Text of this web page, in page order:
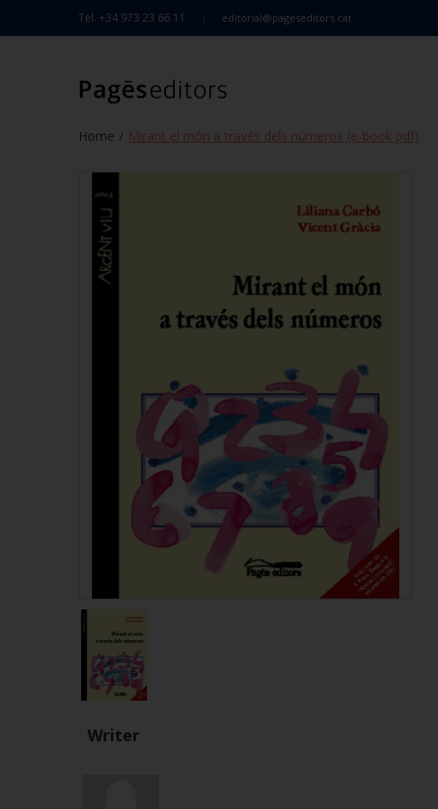
Tel. +34 973 23 66 11 editorial@pageseditors.cat
Home / Mirant el món a través dels números (e-book pdf)
Writer